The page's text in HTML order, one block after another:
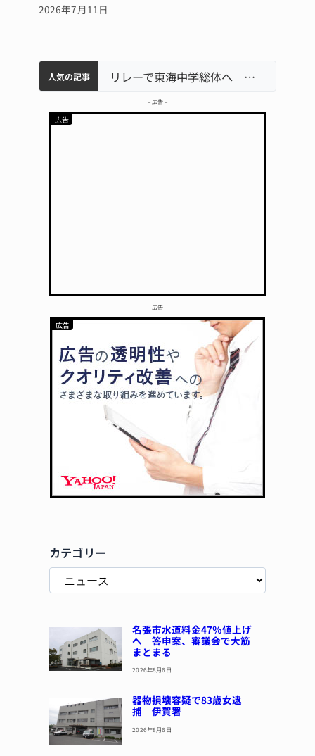
2026年7月11日
人気の記事
中学校の陶壁モニュメント 地元建設会社がボランティアで清掃 伊賀名張市立病院のDMAT、熊本地震の被災地へ 能登以来3回目の派遣
【インターハイ⑨】ソフトテニス ミス減らし上位狙う 近大高専 リレーで東海中学総体へ 伊賀・名張
– 広告 –
– 広告 –
カテゴリー
名張市水道料金47％値上げ
へ 答申案、審議会で大筋
まとまる
2026年8月6日
器物損壊容疑で83歳女逮
捕 伊賀署
2026年8月6日